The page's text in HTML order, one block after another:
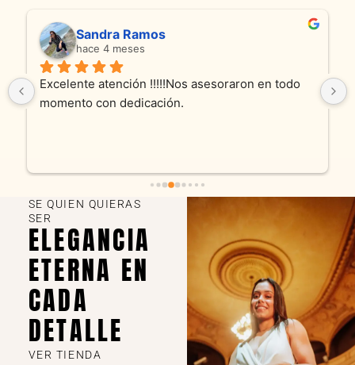
Sandra Ramos
hace 4 meses
Excelente atención !!!!!Nos asesoraron en todo
momento con dedicación.
SE QUIEN QUIERAS
SER
ELEGANCIA
ETERNA EN
CADA
DETALLE
VER TIENDA